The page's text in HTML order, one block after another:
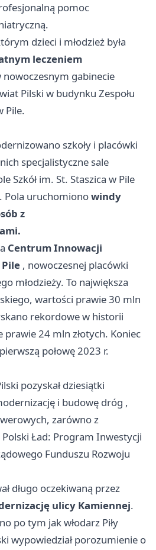
pomoc
dzieci i młodzież była
leczeniem
nowoczesnym gabinecie
Pilski w budynku Zespołu
Pile.
szkoły i placówki
specjalistyczne sale
Szkół im. St. Staszica w Pile
Pola uruchomionowindy
z
Centrum Innowacji
, nowoczesnej placówki
młodzieży. To największa
wartości prawie 30 mln
rekordowe w historii
24 mln złotych. Koniec
połowę 2023 r.
pozyskał dziesiątki
i budowę dróg ,
zarówno z
Ład: Program Inwestycji
Funduszu Rozwoju
długo oczekiwaną przez
ulicy Kamiennej.
po tym jak włodarz Piły
wypowiedział porozumienie o